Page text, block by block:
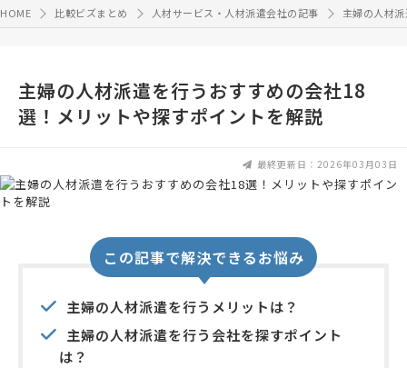
HOME 比較ビズまとめ 人材サービス・人材派遣会社の記事 主婦の人材
主婦の人材派遣を行うおすすめの会社18
選！メリットや探すポイントを解説
最終更新日：2026年03月03日
この記事で解決できるお悩み
主婦の人材派遣を行うメリットは？
主婦の人材派遣を行う会社を探すポイント
は？